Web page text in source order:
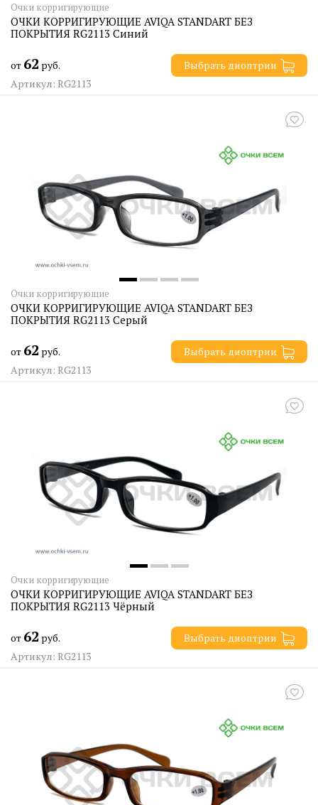
Очки корригирующие
ОЧКИ КОРРИГИРУЮЩИЕ AVIQA STANDART БЕЗ
ПОКРЫТИЯ RG2113 Синий
от 62 руб.
Выбрать диоптрии
Артикул: RG2113
Очки корригирующие
ОЧКИ КОРРИГИРУЮЩИЕ AVIQA STANDART БЕЗ
ПОКРЫТИЯ RG2113 Серый
от 62 руб.
Выбрать диоптрии
Артикул: RG2113
Очки корригирующие
ОЧКИ КОРРИГИРУЮЩИЕ AVIQA STANDART БЕЗ
ПОКРЫТИЯ RG2113 Чёрный
от 62 руб.
Выбрать диоптрии
Артикул: RG2113